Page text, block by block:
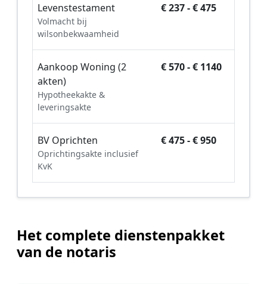
Levenstestament
Volmacht bij
wilsonbekwaamheid
€ 237 - € 475
Aankoop Woning (2
akten)
Hypotheekakte &
leveringsakte
€ 570 - € 1140
BV Oprichten
Oprichtingsakte inclusief
KvK
€ 475 - € 950
Het complete dienstenpakket
van de notaris